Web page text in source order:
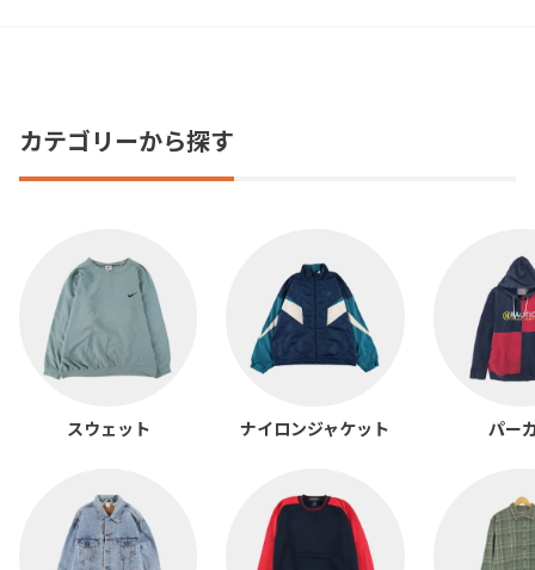
カテゴリーから探す
スウェット ナイロンジャケット パー